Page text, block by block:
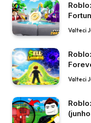
Valteci
Valteci